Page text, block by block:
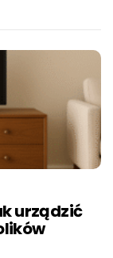
urządzić